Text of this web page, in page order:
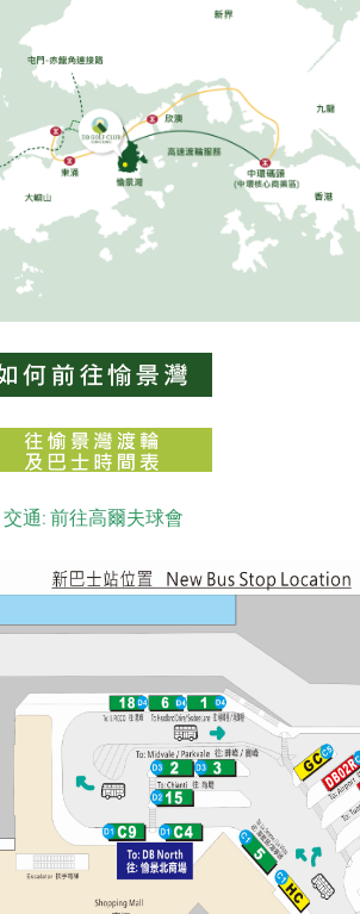
交通: 前往高爾夫球會